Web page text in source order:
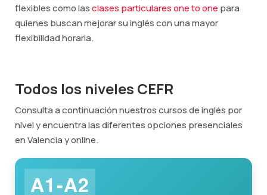
flexibles como lasclases particulares one to one para
quienes buscan mejorar su inglés con una mayor
flexibilidad horaria.
Todos los niveles CEFR
Consulta a continuación nuestros cursos de inglés por
nivel y encuentra las diferentes opciones presenciales
en Valencia y online.
A1-A2